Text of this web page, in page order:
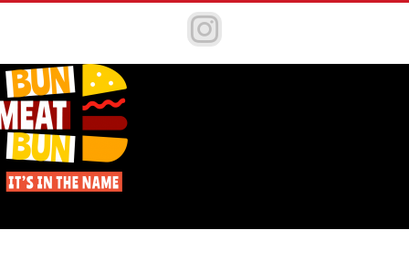
contenu
Instagram